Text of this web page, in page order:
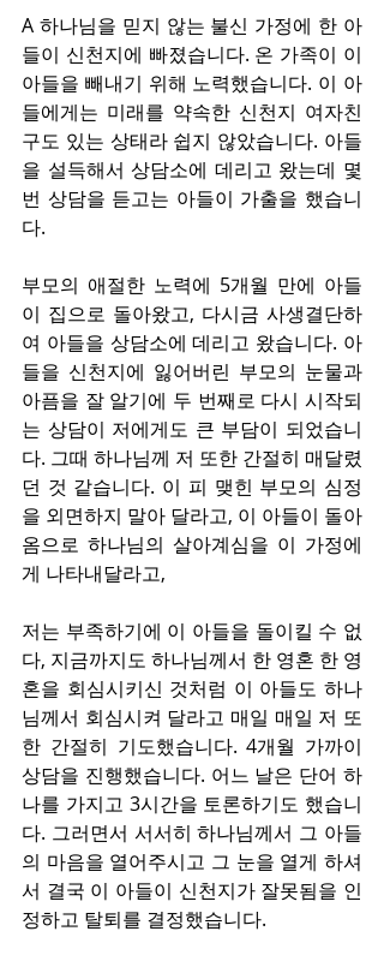
A 하나님을 믿지 않는 불신 가정에 한 아
들이 신천지에 빠졌습니다. 온 가족이 이
아들을 빼내기 위해 노력했습니다. 이 아
들에게는 미래를 약속한 신천지 여자친
구도 있는 상태라 쉽지 않았습니다. 아들
을 설득해서 상담소에 데리고 왔는데 몇
번 상담을 듣고는 아들이 가출을 했습니
다.
부모의 애절한 노력에 5개월 만에 아들
이 집으로 돌아왔고, 다시금 사생결단하
여 아들을 상담소에 데리고 왔습니다. 아
들을 신천지에 잃어버린 부모의 눈물과
아픔을 잘 알기에 두 번째로 다시 시작되
는 상담이 저에게도 큰 부담이 되었습니
다. 그때 하나님께 저 또한 간절히 매달렸
던 것 같습니다. 이 피 맺힌 부모의 심정
을 외면하지 말아 달라고, 이 아들이 돌아
옴으로 하나님의 살아계심을 이 가정에
게 나타내달라고,
저는 부족하기에 이 아들을 돌이킬 수 없
다, 지금까지도 하나님께서 한 영혼 한 영
혼을 회심시키신 것처럼 이 아들도 하나
님께서 회심시켜 달라고 매일 매일 저 또
한 간절히 기도했습니다. 4개월 가까이
상담을 진행했습니다. 어느 날은 단어 하
나를 가지고 3시간을 토론하기도 했습니
다. 그러면서 서서히 하나님께서 그 아들
의 마음을 열어주시고 그 눈을 열게 하셔
서 결국 이 아들이 신천지가 잘못됨을 인
정하고 탈퇴를 결정했습니다.